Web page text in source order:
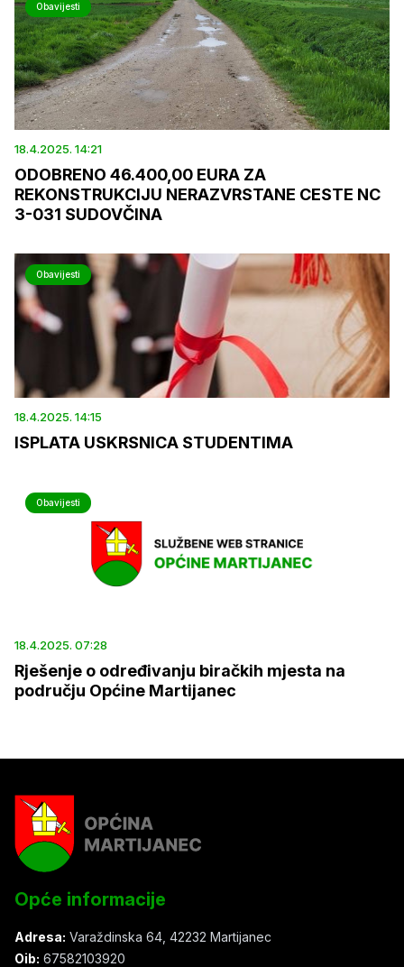
Obavijesti
18.4.2025. 14:21
ODOBRENO 46.400,00 EURA ZA
REKONSTRUKCIJU NERAZVRSTANE CESTE NC
3-031 SUDOVČINA
Obavijesti
18.4.2025. 14:15
ISPLATA USKRSNICA STUDENTIMA
Obavijesti
18.4.2025. 07:28
Rješenje o određivanju biračkih mjesta na
području Općine Martijanec
Opće informacije
Adresa: Varaždinska 64, 42232 Martijanec
Oib: 67582103920